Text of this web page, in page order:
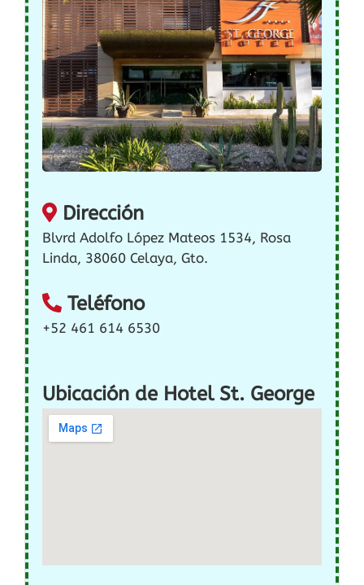
Dirección
Blvrd Adolfo López Mateos 1534, Rosa
Linda, 38060 Celaya, Gto.
Teléfono
+52 461 614 6530
Ubicación de Hotel St. George